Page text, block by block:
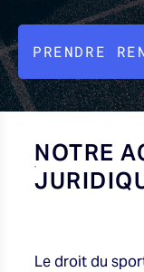
PRENDRE
NOTRE
Le droit du